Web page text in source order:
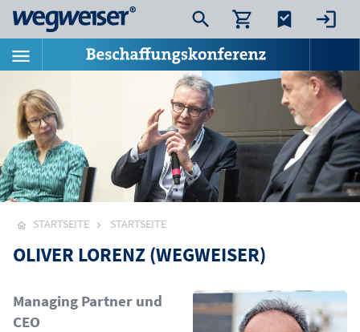
STARTSEITE STARTSEITE
OLIVER LORENZ (WEGWEISER)
Bild
Managing Partner und
CEO